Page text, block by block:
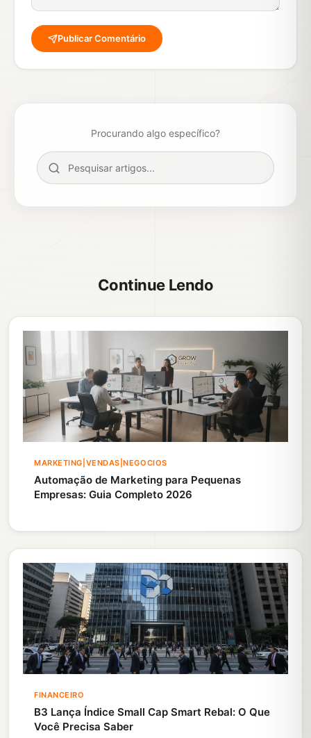
Publicar Comentário
Procurando algo específico?
Continue Lendo
MARKETING|VENDAS|NEGOCIOS
Automação de Marketing para Pequenas
Empresas: Guia Completo 2026
FINANCEIRO
B3 Lança Índice Small Cap Smart Rebal: O Que
Você Precisa Saber